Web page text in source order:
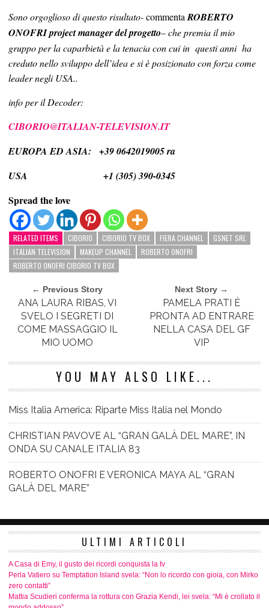
Sono orgoglioso di questo risultato-commentaROBERTO
ONOFRI project manager del progetto– che premia il mio
gruppo per la caparbietà e la tenacia con cui in questi anni ha
creduto nello sviluppo dell’idea e si è posizionato con forza come
leader negli USA..
info per il Decoder:
CIBORIO@ITALIAN-TELEVISION.IT
EUROPA ED ASIA: +39 0642019005 ra
USA +1 (305) 390-0345
Spread the love
RELATED ITEMS CIBORIO CIBORIO TV BOX FIERA CHANNEL
GSNET SRL
ITALIAN TELEVISION
MAKEUP CHANNEL
ROBERTO ONOFRI
ROBERTO ONOFRI CIBORIO TV BOX
← Previous Story
ANA LAURA RIBAS, VI
SVELO I SEGRETI DI
COME MASSAGGIO IL
MIO UOMO
Next Story →
PAMELA PRATI È
PRONTA AD ENTRARE
NELLA CASA DEL GF
VIP
YOU MAY ALSO LIKE...
Miss Italia America: Riparte Miss Italia nel Mondo
CHRISTIAN PAVOVE AL “GRAN GALÀ DEL MARE”, IN
ONDA SU CANALE ITALIA 83
ROBERTO ONOFRI E VERONICA MAYA AL “GRAN
GALÀ DEL MARE”
ULTIMI ARTICOLI
A Casa di Emy, il gusto dei ricordi conquista la tv
Perla Vatiero su Temptation Island svela: “Non lo ricordo con gioia, con Mirko
zero contatti”
Mattia Scudieri conferma la rottura con Grazia Kendi, lei svela: “Mi è crollato il